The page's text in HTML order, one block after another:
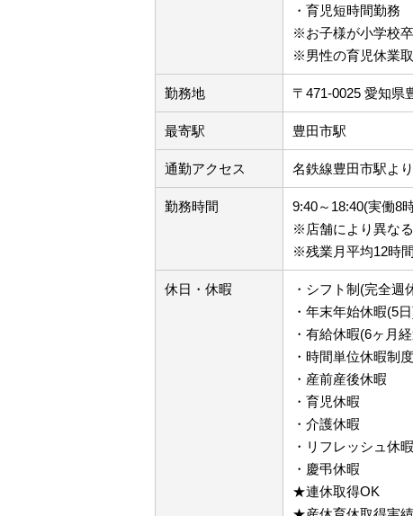
・育児短時間勤務
※お子様が小学校
※男性の育児休業
勤務地 〒471-0025 愛知
最寄駅 豊田市駅
通勤アクセス 名鉄線豊田市駅よ
勤務時間
9:40～18:40(実働8
※店舗により異なる
※残業月平均12時間
休日・休暇
・シフト制(完全週
・年末年始休暇(5
・有給休暇(6ヶ月
・時間単位休暇制
・産前産後休暇
・育児休暇
・介護休暇
・リフレッシュ休
・慶弔休暇
★連休取得OK